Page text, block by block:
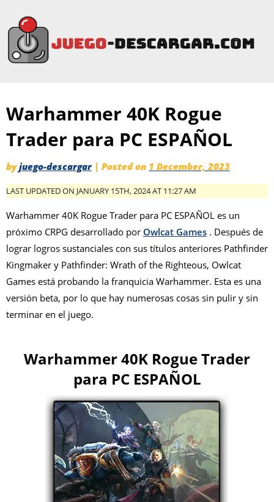
Warhammer 40K Rogue
Trader para PC ESPAÑOL
byjuego-descargar | Posted on 1 December, 2023
LAST UPDATED ON JANUARY 15TH, 2024 AT 11:27 AM
Warhammer 40K Rogue Trader para PC ESPAÑOL es un
próximo CRPG desarrollado por Owlcat Games . Después de
lograr logros sustanciales con sus títulos anteriores Pathfinder
Kingmaker y Pathfinder: Wrath of the Righteous, Owlcat
Games está probando la franquicia Warhammer. Esta es una
versión beta, por lo que hay numerosas cosas sin pulir y sin
terminar en el juego.
Warhammer 40K Rogue Trader
para PC ESPAÑOL